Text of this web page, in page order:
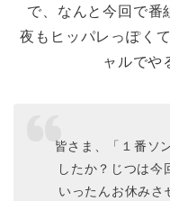
で、なんと今回で
夜もヒッパレっぽく
ャルでや
皆さま、「１番ソ
したか？じつは今
いったんお休み